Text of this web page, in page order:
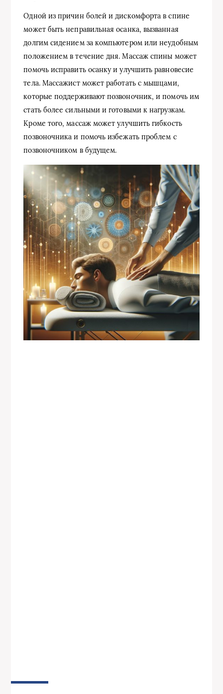
Одной из причин болей и дискомфорта в спине
может быть неправильная осанка, вызванная
долгим сидением за компьютером или неудобным
положением в течение дня. Массаж спины может
помочь исправить осанку и улучшить равновесие
тела. Массажист может работать с мышцами,
которые поддерживают позвоночник, и помочь им
стать более сильными и готовыми к нагрузкам.
Кроме того, массаж может улучшить гибкость
позвоночника и помочь избежать проблем с
позвоночником в будущем.